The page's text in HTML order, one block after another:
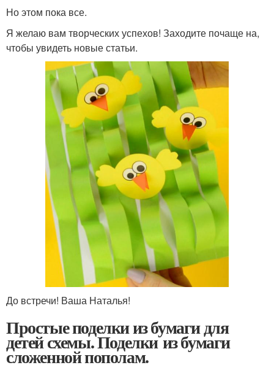
Но этом пока все.
Я желаю вам творческих успехов! Заходите почаще на,
чтобы увидеть новые статьи.
До встречи! Ваша Наталья!
Простые поделки из бумаги для
детей схемы. Поделки из бумаги
сложенной пополам.